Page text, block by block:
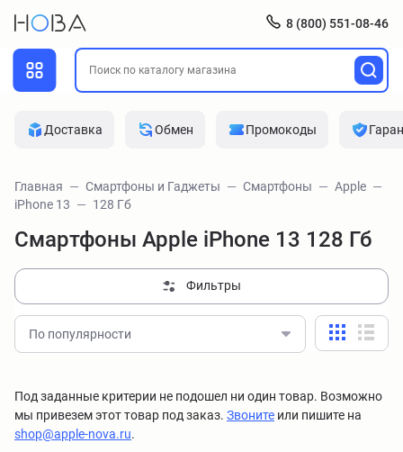
8 (800) 551-08-46
Доставка Обмен Промокоды
Главная Смартфоны и Гаджеты Смартфоны
Apple
iPhone 13
128 Гб
Смартфоны Apple iPhone 13 128 Гб
Фильтры
По популярности
Под заданные критерии не подошел ни один товар. Возможно
мы привезем этот товар под заказ. Звоните или пишите на
shop@apple-nova.ru.